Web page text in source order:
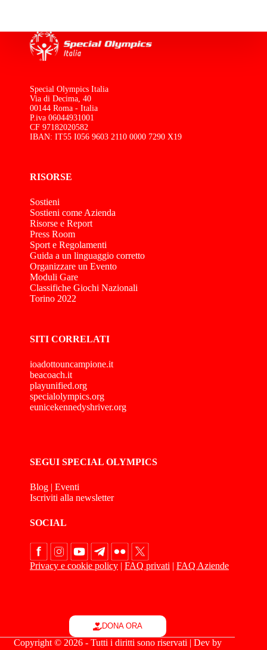
Special Olympics Italia
Via di Decima, 40
00144 Roma - Italia
P.iva 06044931001
CF 97182020582
IBAN: IT55 I056 9603 2110 0000 7290 X19
RISORSE
Sostieni
Sostieni come Azienda
Risorse e Report
Press Room
Sport e Regolamenti
Guida a un linguaggio corretto
Organizzare un Evento
Moduli Gare
Classifiche Giochi Nazionali
Torino 2022
SITI CORRELATI
ioadottouncampione.it
beacoach.it
playunified.org
specialolympics.org
eunicekennedyshriver.org
SEGUI SPECIAL OLYMPICS
Blog | Eventi
Iscriviti alla newsletter
SOCIAL
Privacy e cookie policy | FAQ privati | FAQ Aziende
DONA ORA
Copyright © 2026 - Tutti i diritti sono riservati | Dev by